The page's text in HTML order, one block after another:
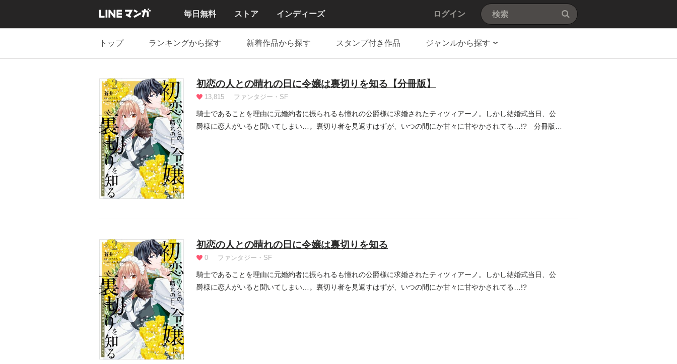
毎日無料 ストア インディーズ ログイン
トップ ランキングから探す 新着作品から探す スタンプ付き作品 ジャンルから探す
初恋の人との晴れの日に令嬢は裏切りを知る【分冊版】
13,815 ファンタジー・SF
騎士であることを理由に元婚約者に振られるも憧れの公爵様に求婚されたティツィアーノ。しかし結婚式当日、公
爵様に恋人がいると聞いてしまい…。裏切り者を見返すはずが、いつの間にか甘々に甘やかされてる…!? 分冊版第
初恋の人との晴れの日に令嬢は裏切りを知る
0 ファンタジー・SF
騎士であることを理由に元婚約者に振られるも憧れの公爵様に求婚されたティツィアーノ。しかし結婚式当日、公
爵様に恋人がいると聞いてしまい…。裏切り者を見返すはずが、いつの間にか甘々に甘やかされてる…!?